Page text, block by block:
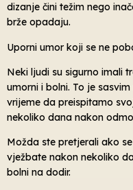
dizanje čini težim nego
brže opadaju.
Uporni umor koji se ne
Neki ljudi su sigurno imali
umorni i bolni. To je
vrijeme da preispitamo
nekoliko dana nakon
Možda ste pretjerali ako
vježbate nakon nekoliko
bolni na dodir.